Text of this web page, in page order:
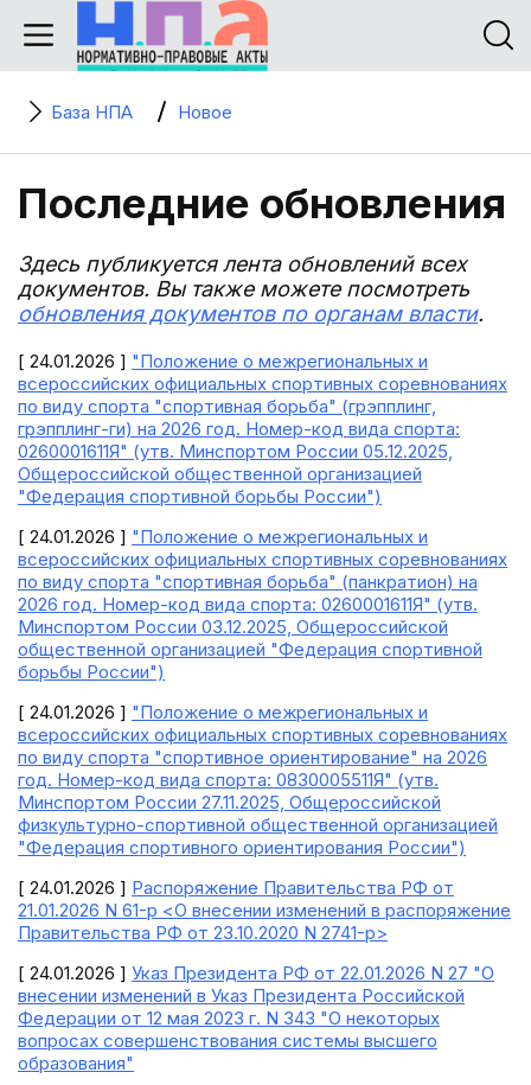
База НПА Новое
Последние обновления
Здесь публикуется лента обновлений всех
документов. Вы также можете посмотреть
обновления документов по органам власти.
[ 24.01.2026 ] "Положение о межрегиональных и
всероссийских официальных спортивных соревнованиях
по виду спорта "спортивная борьба" (грэпплинг,
грэпплинг-ги) на 2026 год. Номер-код вида спорта:
0260001611Я" (утв. Минспортом России 05.12.2025,
Общероссийской общественной организацией
"Федерация спортивной борьбы России")
[ 24.01.2026 ] "Положение о межрегиональных и
всероссийских официальных спортивных соревнованиях
по виду спорта "спортивная борьба" (панкратион) на
2026 год. Номер-код вида спорта: 0260001611Я" (утв.
Минспортом России 03.12.2025, Общероссийской
общественной организацией "Федерация спортивной
борьбы России")
[ 24.01.2026 ] "Положение о межрегиональных и
всероссийских официальных спортивных соревнованиях
по виду спорта "спортивное ориентирование" на 2026
год. Номер-код вида спорта: 0830005511Я" (утв.
Минспортом России 27.11.2025, Общероссийской
физкультурно-спортивной общественной организацией
"Федерация спортивного ориентирования России")
[ 24.01.2026 ] Распоряжение Правительства РФ от
21.01.2026 N 61-р <О внесении изменений в распоряжение
Правительства РФ от 23.10.2020 N 2741-р>
[ 24.01.2026 ] Указ Президента РФ от 22.01.2026 N 27 "О
внесении изменений в Указ Президента Российской
Федерации от 12 мая 2023 г. N 343 "О некоторых
вопросах совершенствования системы высшего
образования"